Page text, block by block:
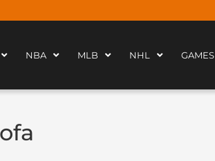
NBA MLB NHL GAMES